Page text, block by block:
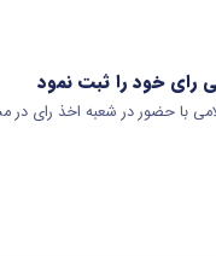
خود را ثبت نمود
با حضور در شعبه اخذ رای